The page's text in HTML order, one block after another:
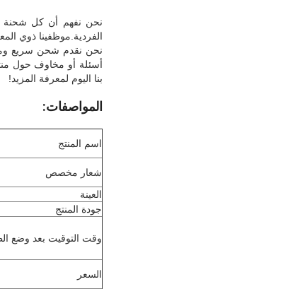
نحن نفهم أن كل شحنة
الفردية.موظفينا ذوي
نحن نقدم شحن سريع
أسئلة أو مخاوف حول
بنا اليوم لمعرفة المزيد!
المواصفات:
اسم المنتج
شعار مخصص
العينة
جودة المنتج
وقت التوقيت بعد وضع
السعر